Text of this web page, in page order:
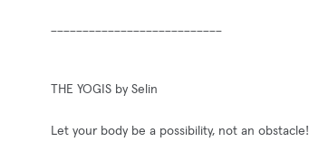
THE YOGIS by Selin
Let your body be a possibility, not an obstacle!